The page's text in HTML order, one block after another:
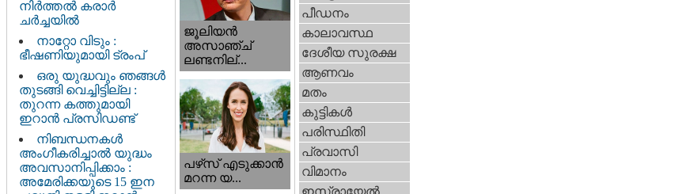
നിർത്തൽ കരാര്‍
ചര്‍ച്ചയിൽ
നാറ്റോ വിടും :
ഭീഷണിയുമായി ട്രംപ്
ഒരു യുദ്ധവും ഞങ്ങള്‍
തുടങ്ങി വെച്ചിട്ടില്ല :
തുറന്ന കത്തുമായി
ഇറാൻ പ്രസിഡണ്ട്
നിബന്ധനകൾ
അംഗീകരിച്ചാൽ യുദ്ധം
അവസാനിപ്പിക്കാം :
അമേരിക്കയുടെ 15 ഇന
ജൂലിയന്‍
അസാഞ്ച്
ലണ്ടനില്...
പഴ്‌സ് എടുക്കാന്‍
മറന്ന യ...
പീഡനം
കാലാവസ്ഥ
ദേശീയ സുരക്ഷ
ആണവം
മതം
കുട്ടികള്‍
പരിസ്ഥിതി
പ്രവാസി
വിമാനം
ഇസ്രായേല്‍